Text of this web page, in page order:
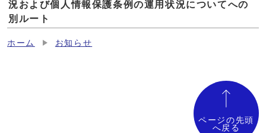
況および個人情報保護条例の運用状況についてへの
別ルート
ホーム お知らせ
ページの先頭
へ戻る